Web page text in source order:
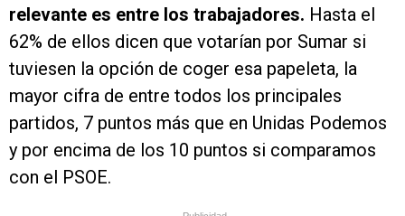
relevante es entre los trabajadores. Hasta el
62% de ellos dicen que votarían por Sumar si
tuviesen la opción de coger esa papeleta, la
mayor cifra de entre todos los principales
partidos, 7 puntos más que en Unidas Podemos
y por encima de los 10 puntos si comparamos
con el PSOE.